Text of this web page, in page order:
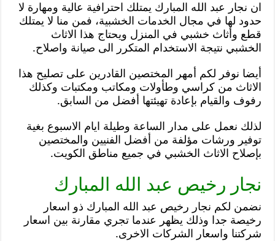
ان نجار عبد الله المبارك يمتلك احترافية عالية ومهارة لا
حدود لها في مجال الخدمات الخشبية، فمن منا لا يمتلك
قطع وأثاث خشبي في المنزل ويحتاج هذا الاثاث
الخشبي نتيجة الاستخدام المتكرر الى صيانة واصلاح.
أيضا نوفر لكم أمهر المختصين القادرين على تصليح هذا
الاثاث من كراسي وطأولات ومكاتب ومكتبات وكذلك
رفوف والقيام بإعادة تهيئتها أفضل من السابق.
لذلك نعمل على مدار الساعة وطيلة ايام الاسبوع بغية
توفير ورشات مؤلفة من أفضل الفنيين والمختصين
بإصلاح الاثاث الخشبي في جميع مناطق الكويت.
نجار رخيص عبد الله المبارك
نضمن لكم نجار رخيص عبد الله المبارك ذو اسعار
رخيصة جدا وذلك يظهر عندما تجري مقارنة بين اسعار
شركتنا واسعار الشركات الاخرى.